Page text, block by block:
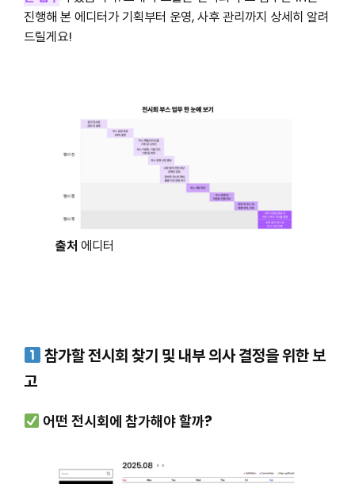
진행해 본 에디터가 기획부터 운영, 사후 관리까지 상세히 알려
드릴게요!
출처 에디터
참가할 전시회 찾기 및 내부 의사 결정을 위한 보
고
어떤 전시회에 참가해야 할까?